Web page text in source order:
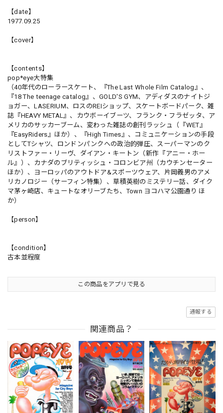
【date】
1977.09.25
【cover】
【contents】
pop*eye大特集
（40年代のローラースケート、『The Last Whole Film Catalog』、
『18 The teenage catalog』、GOLD'S GYM、アディダスのナイトジ
ョガー、LASERIUM、ロスのREIショップ、スケートボードパーク、雑
誌『HEAVY METAL』、カウボーイブーツ、フランク・フラゼッタ、ア
メリカのサッカーブーム、変わった雑誌の創刊ラッシュ（『WET』
『EasyRiders』ほか）、『High Times』、コミュニケーションの手段
としてTシャツ、ロンドンパンクへの政治的弾圧、スーパーマンのク
リストファー・リーヴ、ダイアン・キートン（新作『アニー・ホー
ル』）、カナダのブリティッシュ・コロンビア州（カウチンセーター
ほか）、ヨーロッパのアウトドア&スポーツウェア、片岡義男のアメ
リカノロジー（サーフィン特集）、草積英樹のミステリー話、ダイク
マ茅ヶ崎店、キュートなオリーブたち、Town ヨコハマ公園通り ほ
か）
【person】
【condition】
古本並程度
この商品をアプリで見る
通報する
関連商品？